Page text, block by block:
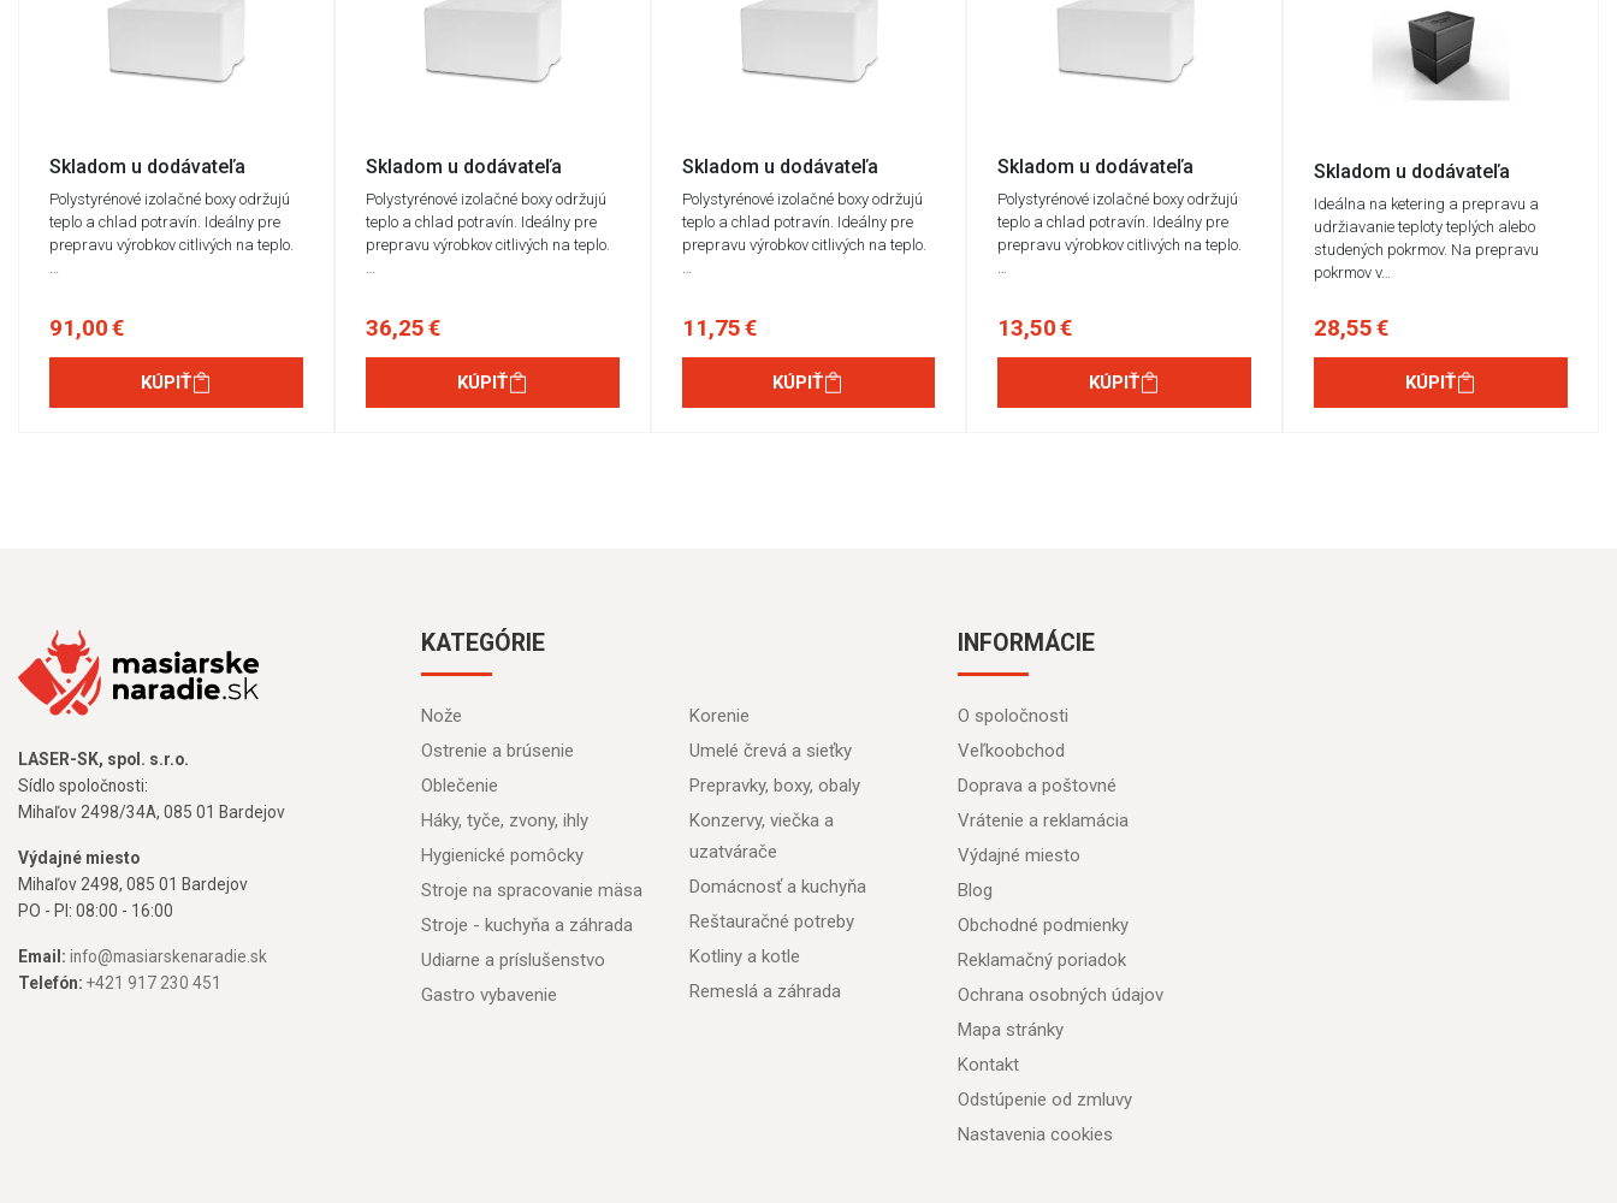
Skladom u dodávateľa
Polystyrénové izolačné boxy održujú
teplo a chlad potravín. Ideálny pre
prepravu výrobkov citlivých na teplo.
91,00 €
KÚPIŤ
Skladom u dodávateľa
Polystyrénové izolačné boxy održujú
teplo a chlad potravín. Ideálny pre
prepravu výrobkov citlivých na teplo.
36,25 €
KÚPIŤ
Skladom u dodávateľa
Polystyrénové izolačné boxy održujú
teplo a chlad potravín. Ideálny pre
prepravu výrobkov citlivých na teplo.
11,75 €
KÚPIŤ
Skladom u dodávateľa
Polystyrénové izolačné boxy održujú
teplo a chlad potravín. Ideálny pre
prepravu výrobkov citlivých na teplo.
13,50 €
KÚPIŤ
Skladom u dodávateľa
Ideálna na ketering a prepravu a
udržiavanie teploty teplých alebo
studených pokrmov. Na prepravu
pokrmov v…
28,55 €
KÚPIŤ
LASER-SK, spol. s.r.o.
Sídlo spoločnosti:
Mihaľov 2498/34A, 085 01 Bardejov
Výdajné miesto
Mihaľov 2498, 085 01 Bardejov
PO - PI: 08:00 - 16:00
Email: info@masiarskenaradie.sk
Telefón: +421 917 230 451
KATEGÓRIE
Nože
Ostrenie a brúsenie
Oblečenie
Háky, tyče, zvony, ihly
Hygienické pomôcky
Stroje na spracovanie mäsa
Stroje - kuchyňa a záhrada
Udiarne a príslušenstvo
Gastro vybavenie
Korenie
Umelé črevá a sieťky
Prepravky, boxy, obaly
Konzervy, viečka a
uzatvárače
Domácnosť a kuchyňa
Reštauračné potreby
Kotliny a kotle
Remeslá a záhrada
INFORMÁCIE
O spoločnosti
Veľkoobchod
Doprava a poštovné
Vrátenie a reklamácia
Výdajné miesto
Blog
Obchodné podmienky
Reklamačný poriadok
Ochrana osobných údajov
Mapa stránky
Kontakt
Odstúpenie od zmluvy
Nastavenia cookies